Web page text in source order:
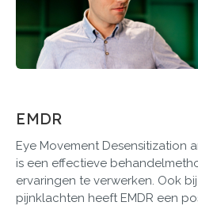
EMDR
Eye Movement Desensitization
is een effectieve
ervaringen te verwerken. Ook
pijnklachten heeft EMDR een